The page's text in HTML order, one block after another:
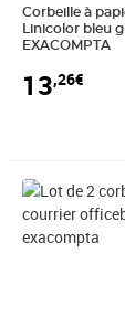
Corbeille à
Linicolor bleu
EXACOMPTA
13,26€
Prix 55,71€